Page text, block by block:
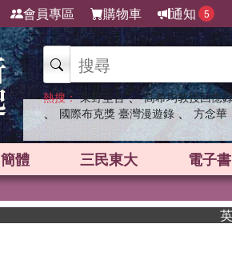
會員專區 購物車 通知 5
熱搜： 東野圭吾 、 高希均教授回憶
、 國際布克獎 臺灣漫遊錄 、 方念華
簡體 三民東大 電子書
英國